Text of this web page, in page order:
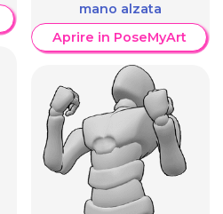
mano alzata
Aprire in PoseMyArt